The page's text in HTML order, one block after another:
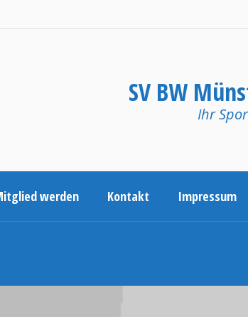
SV BW
Ihr
werden Kontakt Impressum